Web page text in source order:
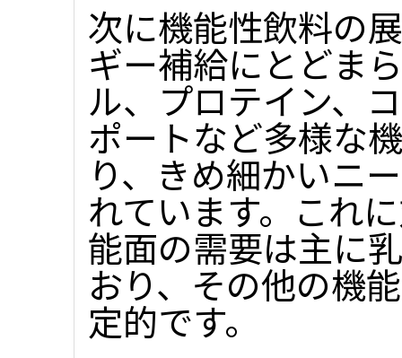
次に機能性飲料の
ギー補給にとどま
ル、プロテイン、
ポートなど多様な
り、きめ細かいニ
れています。これ
能面の需要は主に
おり、その他の機
定的です。